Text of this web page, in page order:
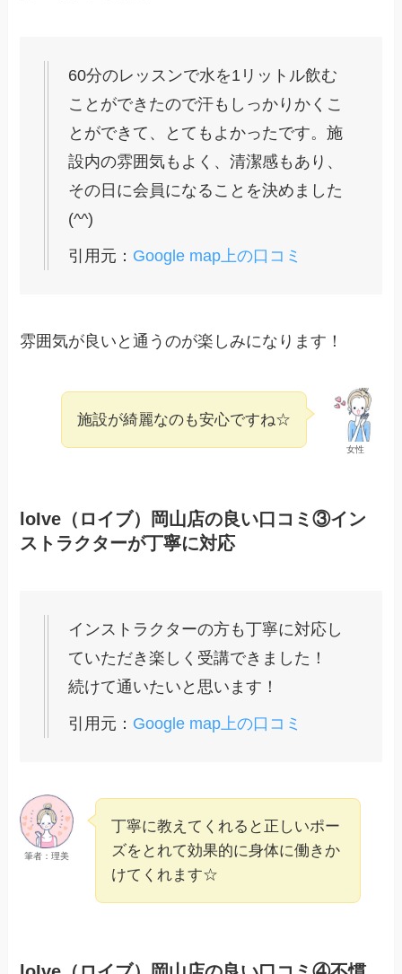
60分のレッスンで水を1リットル飲む
ことができたので汗もしっかりかくこ
とができて、とてもよかったです。施
設内の雰囲気もよく、清潔感もあり、
その日に会員になることを決めました
(^^)
引用元： Google map上の口コミ
雰囲気が良いと通うのが楽しみになります！
女性
施設が綺麗なのも安心ですね☆
loIve（ロイブ）岡山店の良い口コミ③イン
ストラクターが丁寧に対応
インストラクターの方も丁寧に対応し
ていただき楽しく受講できました！
続けて通いたいと思います！
引用元： Google map上の口コミ
筆者：理美
丁寧に教えてくれると正しいポー
ズをとれて効果的に身体に働きか
けてくれます☆